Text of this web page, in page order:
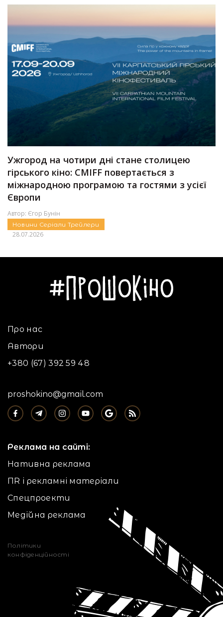
Ужгород на чотири дні стане столицею
гірського кіно: CMIFF повертається з
міжнародною програмою та гостями з усієї
Європи
Автор: Єгор Бунін
Новини Серіали Трейлери
28.07.2026
Про нас
Автори
+380 (67) 392 59 48
proshokino@gmail.com
Реклама на сайті:
Нативна реклама
ПR і рекламні матеріали
Спецпроекти
Медійна реклама
Політики
конфіденційності